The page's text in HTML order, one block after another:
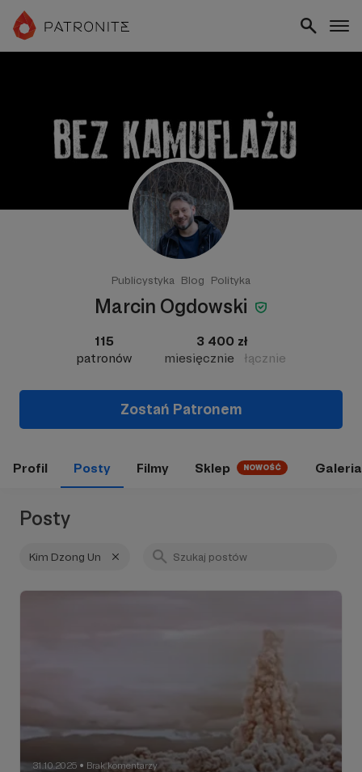
Publicystyka Blog Polityka
Marcin Ogdowski
115
patronów
3 400 zł
miesięcznie
łącznie
Zostań Patronem
Profil Posty Filmy Sklep NOWOŚĆ Galeria
Posty
Kim Dzong Un
31.10.2025 ● Brak komentarzy